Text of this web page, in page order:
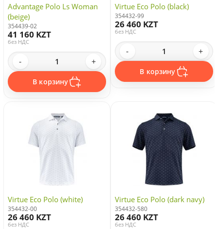
Advantage Polo Ls Woman
(beige)
354439-02
41 160 KZT
без НДС
- +
В корзину
Virtue Eco Polo (black)
354432-99
26 460 KZT
без НДС
- +
В корзину
Virtue Eco Polo (white)
354432-00
26 460 KZT
без НДС
Virtue Eco Polo (dark navy)
354432-580
26 460 KZT
без НДС